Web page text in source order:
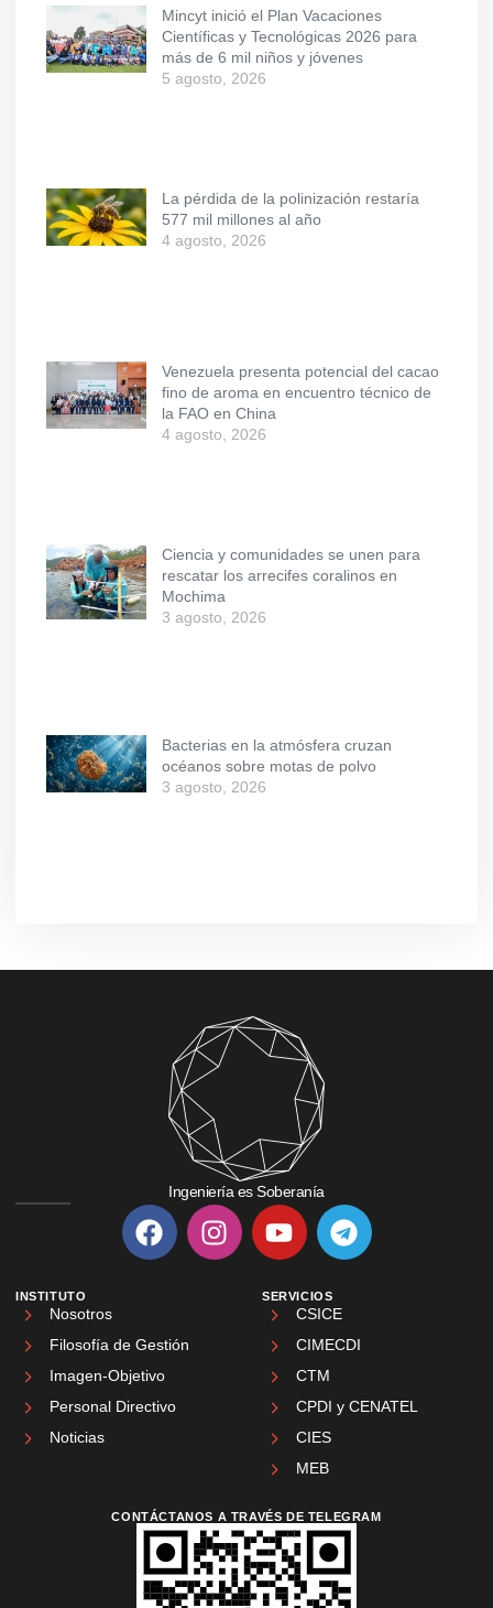
Mincyt inició el Plan Vacaciones
Científicas y Tecnológicas 2026 para
más de 6 mil niños y jóvenes
5 agosto, 2026
La pérdida de la polinización restaría
577 mil millones al año
4 agosto, 2026
Venezuela presenta potencial del cacao
fino de aroma en encuentro técnico de
la FAO en China
4 agosto, 2026
Ciencia y comunidades se unen para
rescatar los arrecifes coralinos en
Mochima
3 agosto, 2026
Bacterias en la atmósfera cruzan
océanos sobre motas de polvo
3 agosto, 2026
Ingeniería es Soberanía
INSTITUTO
Nosotros
Filosofía de Gestión
Imagen-Objetivo
Personal Directivo
Noticias
SERVICIOS
CSICE
CIMECDI
CTM
CPDI y CENATEL
CIES
MEB
CONTÁCTANOS A TRAVÉS DE TELEGRAM